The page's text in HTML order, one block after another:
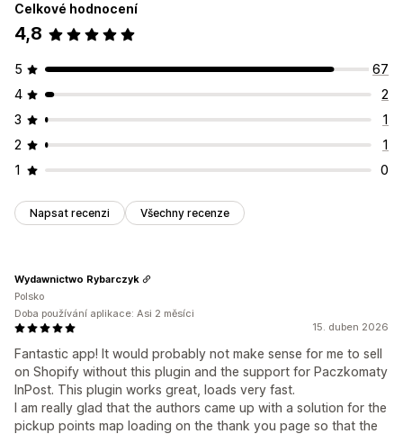
Celkové hodnocení
4,8
5
67
4
2
3
1
2
1
1
0
Napsat recenzi Všechny recenze
15. duben 2026
Fantastic app! It would probably not make sense for me to sell
on Shopify without this plugin and the support for Paczkomaty
InPost. This plugin works great, loads very fast.
I am really glad that the authors came up with a solution for the
pickup points map loading on the thank you page so that the
Wydawnictwo Rybarczyk
Polsko
Doba používání aplikace: Asi 2 měsíci